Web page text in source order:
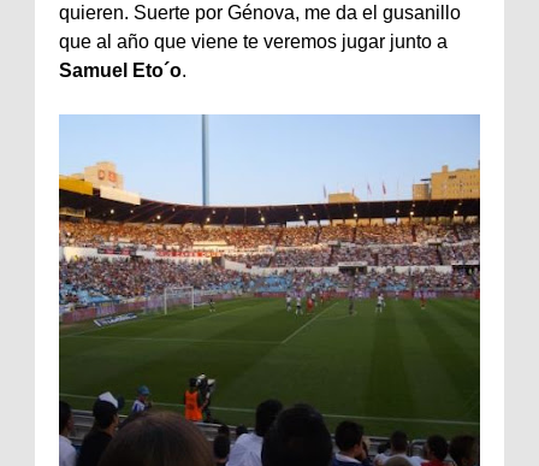
quieren. Suerte por Génova, me da el gusanillo
que al año que viene te veremos jugar junto a
Samuel
Eto´o.